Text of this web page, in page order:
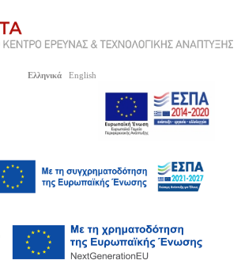
Ελληνικά English